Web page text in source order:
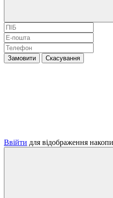
Замовити Скасування
Ввійти для відображення